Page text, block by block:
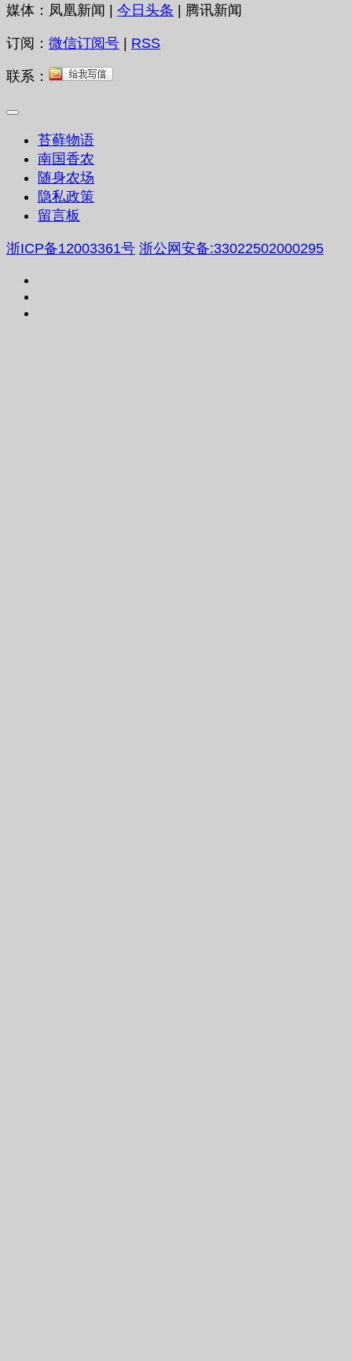
媒体：凤凰新闻 | 今日头条 | 腾讯新闻
订阅： 微信订阅号 | RSS
联系：
苔藓物语
南国香农
随身农场
隐私政策
留言板
浙ICP备12003361号 浙公网安备:33022502000295